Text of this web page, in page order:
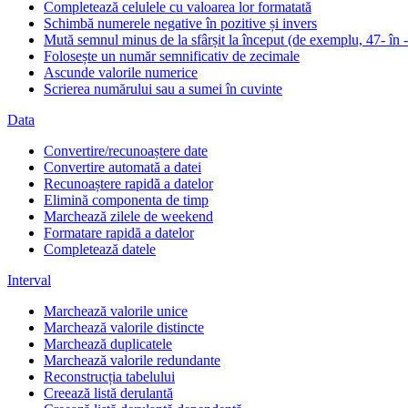
Completează celulele cu valoarea lor formatată
Schimbă numerele negative în pozitive și invers
Mută semnul minus de la sfârșit la început (de exemplu, 47- în
Folosește un număr semnificativ de zecimale
Ascunde valorile numerice
Scrierea numărului sau a sumei în cuvinte
Data
Convertire/recunoaștere date
Convertire automată a datei
Recunoaștere rapidă a datelor
Elimină componenta de timp
Marchează zilele de weekend
Formatare rapidă a datelor
Completează datele
Interval
Marchează valorile unice
Marchează valorile distincte
Marchează duplicatele
Marchează valorile redundante
Reconstrucția tabelului
Creează listă derulantă